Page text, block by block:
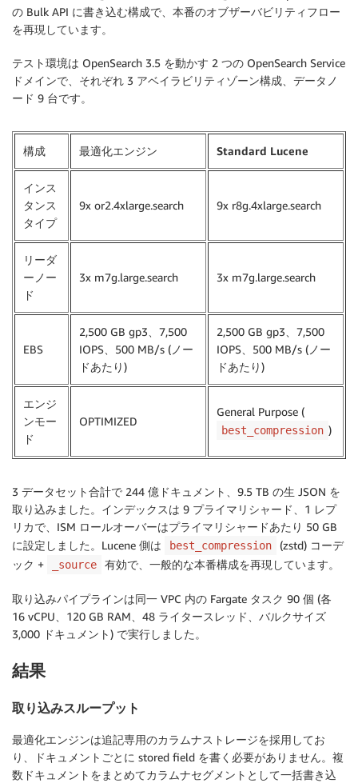
の Bulk API に書き込む構成で、本番のオブザーバビリティフロー
を再現しています。
テスト環境は OpenSearch 3.5 を動かす 2 つの OpenSearch Service
ドメインで、それぞれ 3 アベイラビリティゾーン構成、データノ
ード 9 台です。
構成 最適化エンジン Standard Lucene
インス
タンス
タイプ
9x or2.4xlarge.search 9x r8g.4xlarge.search
リーダ
ーノー
ド
3x m7g.large.search 3x m7g.large.search
EBS
2,500 GB gp3、7,500
IOPS、500 MB/s (ノー
ドあたり)
2,500 GB gp3、7,500
IOPS、500 MB/s (ノー
ドあたり)
エンジ
ンモー
ド
OPTIMIZED
General Purpose (
best_compression )
3 データセット合計で 244 億ドキュメント、9.5 TB の生 JSON を
取り込みました。インデックスは 9 プライマリシャード、1 レプ
リカで、ISM ロールオーバーはプライマリシャードあたり 50 GB
に設定しました。Lucene 側は
best_compression
(zstd) コーデ
ック +
_source 有効で、一般的な本番構成を再現しています。
取り込みパイプラインは同一 VPC 内の Fargate タスク 90 個 (各
16 vCPU、120 GB RAM、48 ライタースレッド、バルクサイズ
3,000 ドキュメント) で実行しました。
結果
取り込みスループット
最適化エンジンは追記専用のカラムナストレージを採用してお
り、ドキュメントごとに stored field を書く必要がありません。複
数ドキュメントをまとめてカラムナセグメントとして一括書き込